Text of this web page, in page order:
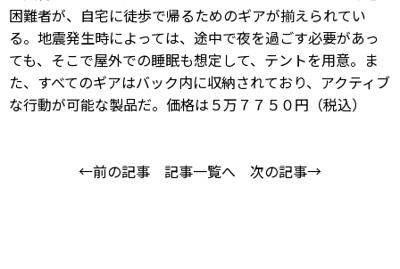
困難者が、自宅に徒歩で帰るためのギアが揃えられてい
る。地震発生時によっては、途中で夜を過ごす必要があっ
ても、そこで屋外での睡眠も想定して、テントを用意。ま
た、すべてのギアはバック内に収納されており、アクティブ
な行動が可能な製品だ。価格は５万７７５０円（税込）
←前の記事 記事一覧へ 次の記事→